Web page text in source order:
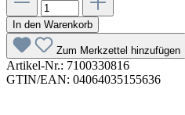
In den Warenkorb
Zum Merkzettel hinzufügen
Artikel-Nr.: 7100330816
GTIN/EAN: 04064035155636